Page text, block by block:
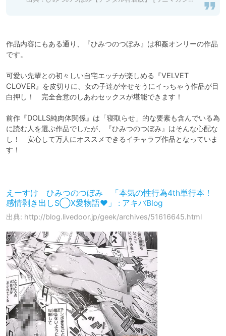
作品内容にもある通り、『ひみつのつぼみ』は和姦オンリーの作品
です。
可愛い先輩との初々しい自宅エッチが楽しめる『VELVET
CLOVER』を皮切りに、女の子達が幸せそうにイっちゃう作品が目
白押し！　完全合意のしあわセックスが堪能できます！
前作『DOLLS純肉体関係』は「寝取らせ」的な要素も含んでいる為
に読む人を選ぶ作品でしたが、『ひみつのつぼみ』はそんな心配な
し！　安心して万人にオススメできるイチャラブ作品となっていま
す！
えーすけ ひみつのつぼみ 「本気の性行為4th単行本！
感情剥き出しS◯X愛物語♥」 : アキバBlog
出典: http://blog.livedoor.jp/geek/archives/51616645.html